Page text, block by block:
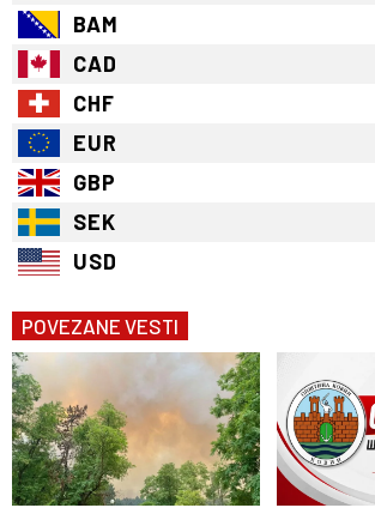
BAM
CAD
CHF
EUR
GBP
SEK
USD
POVEZANE VESTI